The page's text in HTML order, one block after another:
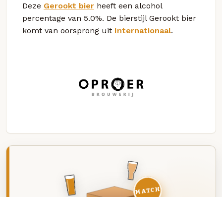
Deze Gerookt bier heeft een alcohol
percentage van 5.0%. De bierstijl Gerookt bier
komt van oorsprong uit Internationaal.
MATCH